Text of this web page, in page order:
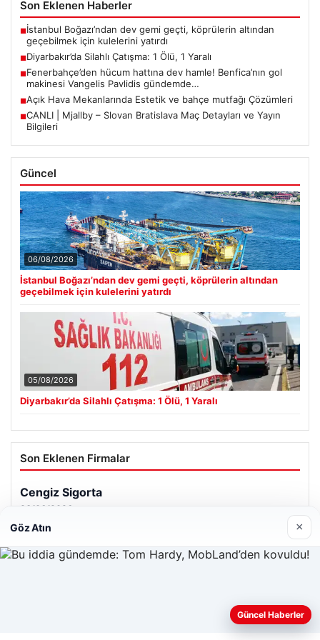
Son Eklenen Haberler
■İstanbul Boğazı’ndan dev gemi geçti, köprülerin altından
geçebilmek için kulelerini yatırdı
■Diyarbakır’da Silahlı Çatışma: 1 Ölü, 1 Yaralı
■Fenerbahçe’den hücum hattına dev hamle! Benfica’nın gol
makinesi Vangelis Pavlidis gündemde…
■Açık Hava Mekanlarında Estetik ve bahçe mutfağı Çözümleri
■CANLI | Mjallby – Slovan Bratislava Maç Detayları ve Yayın
Bilgileri
Güncel
06/08/2026
İstanbul Boğazı’ndan dev gemi geçti, köprülerin altından
geçebilmek için kulelerini yatırdı
05/08/2026
Diyarbakır’da Silahlı Çatışma: 1 Ölü, 1 Yaralı
Son Eklenen Firmalar
Cengiz Sigorta
23/06/2026
Web sitemizi nasıl kullandığınızı daha iyi anlayabilmek,
Göz Atın ×
Güncel Haberler